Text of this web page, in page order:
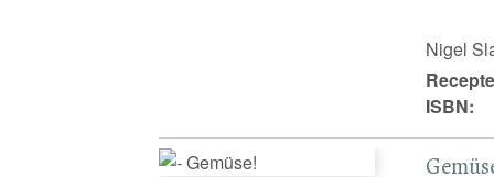
Nigel
ISBN: